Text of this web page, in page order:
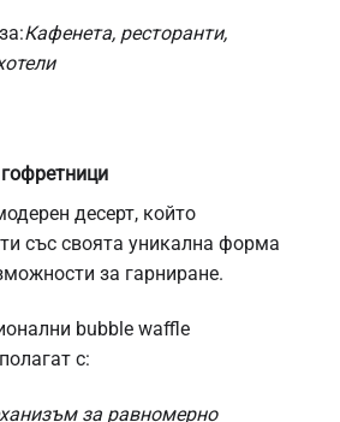
Кафенета, ресторанти,
десерт, който
със своята уникална форма
за гарниране.
bubble waffle
с:
за равномерно